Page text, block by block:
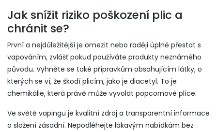
Jak snížit riziko poškození plic a
chránit se?
První a nejdůležitější je omezit nebo raději úplně přestat s
vapováním, zvlášť pokud používáte produkty neznámého
původu. Vyhněte se také přípravkům obsahujícím látky, o
kterých se ví, že škodí plicím, jako je diacetyl. To je
chemikálie, která právě může vyvolat popcornové plíce.
Ve světě vapingu je kvalitní zdroj a transparentní informace
o složení zásadní. Nepodléhejte lákavým nabídkám bez